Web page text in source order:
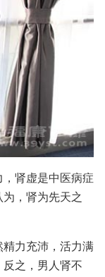
肾虚是中医病症
，肾为先天之
精力充沛，活力满
之，男人肾不